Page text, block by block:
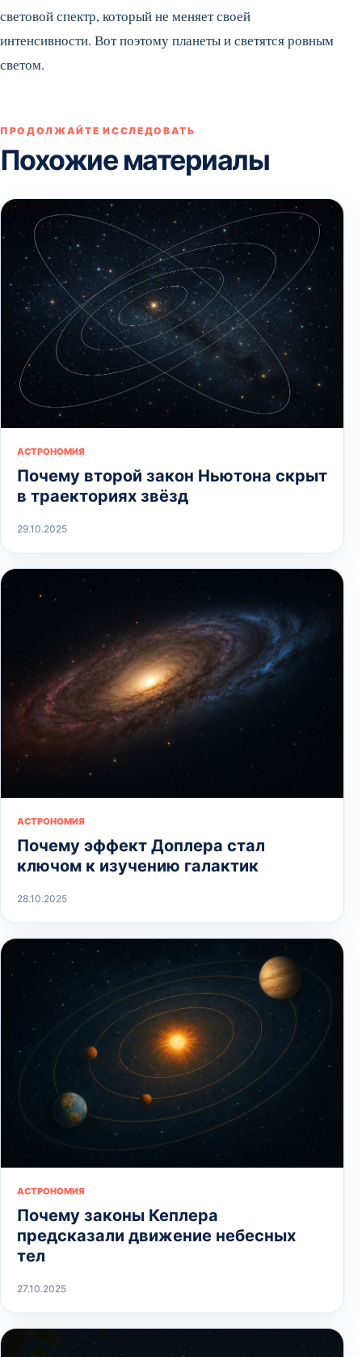
световой спектр, который не меняет своей
интенсивности. Вот поэтому планеты и светятся ровным
светом.
ПРОДОЛЖАЙТЕ ИССЛЕДОВАТЬ
Похожие материалы
АСТРОНОМИЯ
Почему второй закон Ньютона скрыт
в траекториях звёзд
29.10.2025
АСТРОНОМИЯ
Почему эффект Доплера стал
ключом к изучению галактик
28.10.2025
АСТРОНОМИЯ
Почему законы Кеплера
предсказали движение небесных
тел
27.10.2025